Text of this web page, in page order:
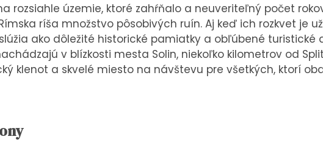
rozsiahle územie, ktoré zahŕňalo a neuveriteľný počet
ríša množstvo pôsobivých ruín. Aj keď ich rozkvet je
ako dôležité historické pamiatky a obľúbené turistické
v blízkosti mesta Solin, niekoľko kilometrov od
klenot a skvelé miesto na návštevu pre všetkých, ktorí